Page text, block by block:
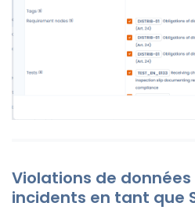
Violations de données
incidents en tant que